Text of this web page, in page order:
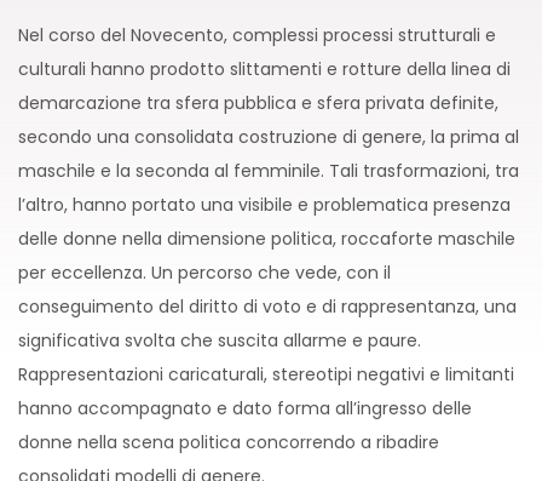
Nel corso del Novecento, complessi processi strutturali e
culturali hanno prodotto slittamenti e rotture della linea di
demarcazione tra sfera pubblica e sfera privata definite,
secondo una consolidata costruzione di genere, la prima al
maschile e la seconda al femminile. Tali trasformazioni, tra
l’altro, hanno portato una visibile e problematica presenza
delle donne nella dimensione politica, roccaforte maschile
per eccellenza. Un percorso che vede, con il
conseguimento del diritto di voto e di rappresentanza, una
significativa svolta che suscita allarme e paure.
Rappresentazioni caricaturali, stereotipi negativi e limitanti
hanno accompagnato e dato forma all’ingresso delle
donne nella scena politica concorrendo a ribadire
consolidati modelli di genere.